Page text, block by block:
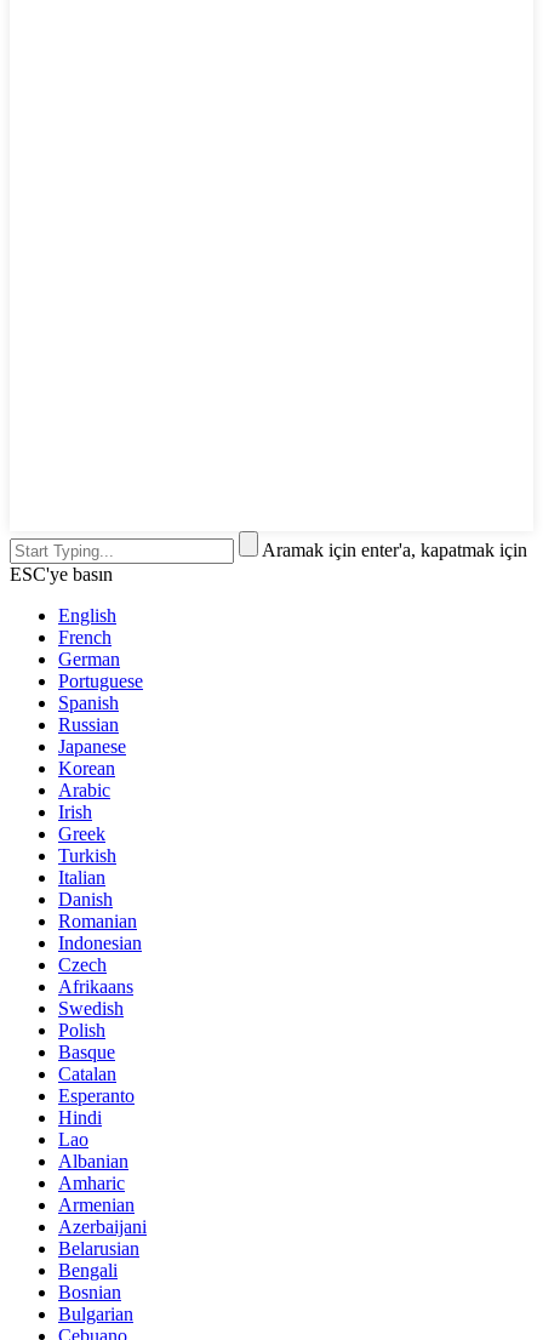
Aramak için enter'a, kapatmak için
ESC'ye basın
English
French
German
Portuguese
Spanish
Russian
Japanese
Korean
Arabic
Irish
Greek
Turkish
Italian
Danish
Romanian
Indonesian
Czech
Afrikaans
Swedish
Polish
Basque
Catalan
Esperanto
Hindi
Lao
Albanian
Amharic
Armenian
Azerbaijani
Belarusian
Bengali
Bosnian
Bulgarian